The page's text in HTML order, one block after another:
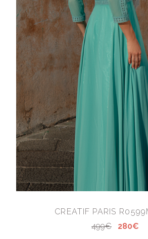
CREATIF PARIS
499€
280€